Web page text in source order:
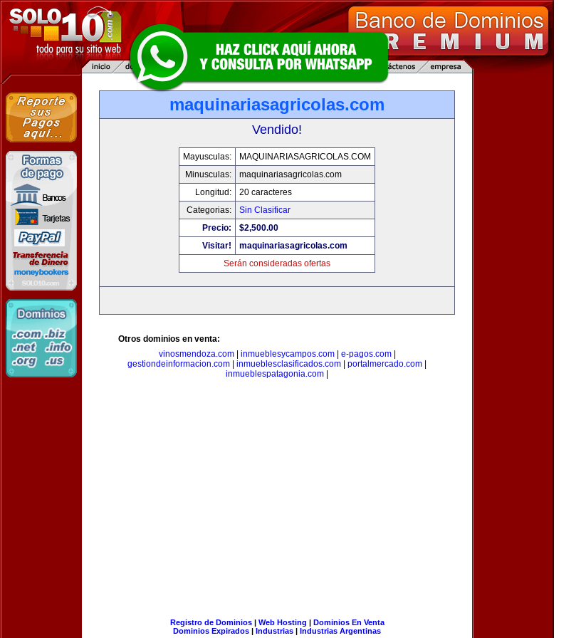
maquinariasagricolas.com
Vendido!
Mayusculas:
MAQUINARIASAGRICOLAS.COM
Minusculas:
maquinariasagricolas.com
Longitud:
20 caracteres
Categorias:
Sin Clasificar
Precio:
$2,500.00
Visitar!
maquinariasagricolas.com
Serán consideradas ofertas
Otros dominios en venta:
vinosmendoza.com| inmueblesycampos.com| e-pagos.com|
gestiondeinformacion.com
inmueblesclasificados.com portalmercado.com
inmueblespatagonia.com
Registro de Dominios| Web Hosting | Dominios En Venta
Dominios Expirados | Industrias | Industrias Argentinas